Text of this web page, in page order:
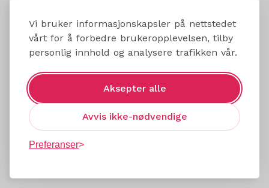
Vi bruker informasjonskapsler på nettstedet
vårt for å forbedre brukeropplevelsen, tilby
personlig innhold og analysere trafikken vår.
Aksepter alle
Avvis ikke-nødvendige
Preferanser